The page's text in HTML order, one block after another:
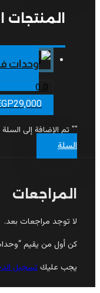
وحدات
0.0
29,000
"" تم الإضافة إلى
السلة
المراجعات
لا توجد مراجعات بعد.
كن أول من يقيم
يجب عليكتسجيل